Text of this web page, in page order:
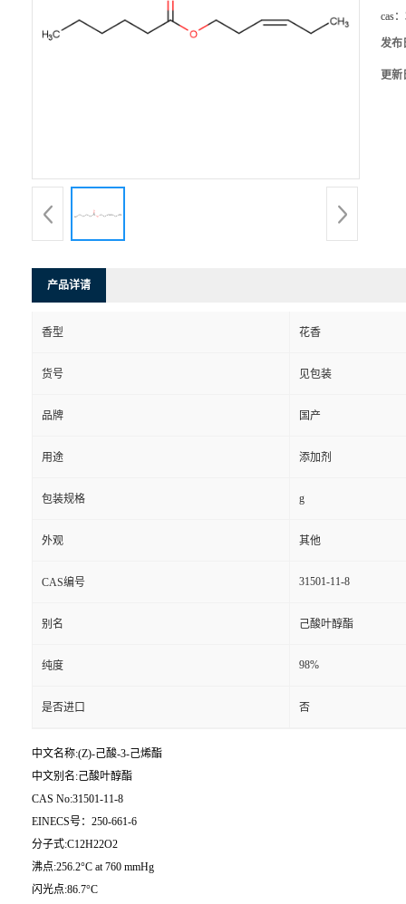
cas：
发布
更新
产品详请
香型 花香
货号 见包装
品牌 国产
用途 添加剂
包装规格 g
外观 其他
CAS编号 31501-11-8
别名 己酸叶醇酯
纯度 98%
是否进口 否
中文名称:(Z)-己酸-3-己烯酯
中文别名:己酸叶醇酯
CAS No:31501-11-8
EINECS号：250-661-6
分子式:C12H22O2
沸点:256.2°C at 760 mmHg
闪光点:86.7°C